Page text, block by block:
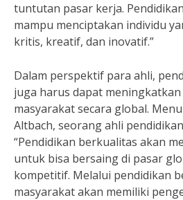
tuntutan pasar kerja.
mampu menciptakan individu
kritis, kreatif, dan inovatif.”
Dalam perspektif para ahli,
juga harus dapat meningkatkan
masyarakat secara global.
Altbach, seorang ahli
“Pendidikan berkualitas akan
untuk bisa bersaing di pasar
kompetitif. Melalui pendidikan
masyarakat akan memiliki